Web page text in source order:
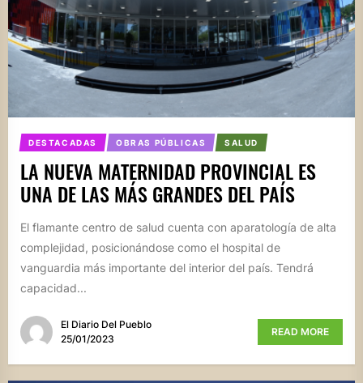
DESTACADAS OBRAS PÚBLICAS SALUD
LA NUEVA MATERNIDAD PROVINCIAL ES
UNA DE LAS MÁS GRANDES DEL PAÍS
El flamante centro de salud cuenta con aparatología de alta
complejidad, posicionándose como el hospital de
vanguardia más importante del interior del país. Tendrá
capacidad...
El Diario Del Pueblo
25/01/2023
READ MORE